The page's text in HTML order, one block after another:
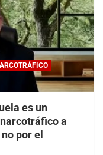
es un
a
por el